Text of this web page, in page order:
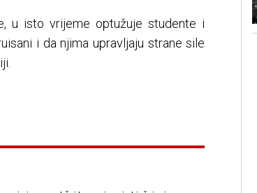
u isto vrijeme optužuje studente i
i da njima upravljaju strane sile